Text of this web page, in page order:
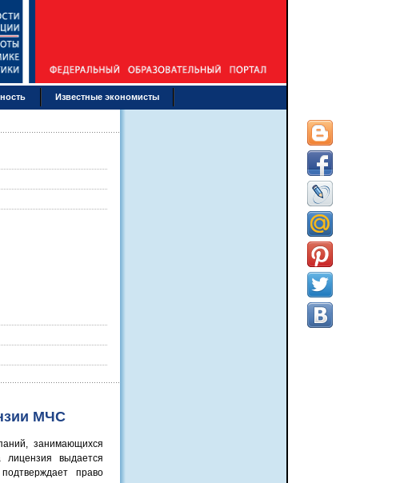
Известные экономисты
МЧС
занимающихся
лицензия выдается
право